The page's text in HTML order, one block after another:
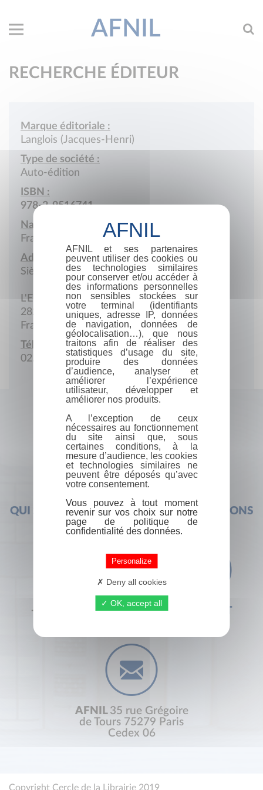
AFNIL
RECHERCHE ÉDITEUR
Marque éditoriale :
Langlois (Jacques-Henri)
Type de société :
Auto-édition
ISBN :
978-2-9516741
Nationalité :
France
Adresse :
Siège social
L'Erable
28250 Digny
France
Téléphone :
02.37.29.01.91
QUI SOMMES-NOUS ?FOIRE AUX QUESTIONS
+33 (0) 1 44 41 29 19 CONTACT
AFNIL 35 rue Grégoire
de Tours 75279 Paris
Cedex 06
Copyright Cercle de la Librairie 2019
AFNIL et ses partenaires
peuvent utiliser des cookies ou
des technologies similaires
pour conserver et/ou accéder à
des informations personnelles
non sensibles stockées sur
votre terminal (identifiants
uniques, adresse IP, données
de navigation, données de
géolocalisation…), que nous
traitons afin de réaliser des
statistiques d’usage du site,
produire des données
d’audience, analyser et
améliorer l’expérience
utilisateur, développer et
améliorer nos produits.
A l’exception de ceux
nécessaires au fonctionnement
du site ainsi que, sous
certaines conditions, à la
mesure d’audience, les cookies
et technologies similaires ne
peuvent être déposés qu’avec
votre consentement.
Vous pouvez à tout moment
revenir sur vos choix sur notre
page de politique de
confidentialité des données.
Personalize
Deny all cookies
OK, accept all